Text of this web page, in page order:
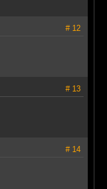
# 12
# 13
# 14